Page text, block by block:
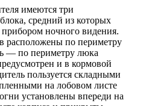
имеются три
средний из которых
ночного видения.
расположены по периметру
— по периметру люка
и в кормовой
пользуется складными
на лобовом листе
установлены впереди на